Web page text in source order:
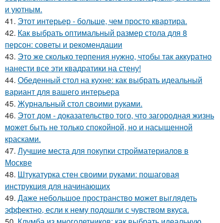
и уютным.
41. Этот интерьер - больше, чем просто квартира.
42. Как выбрать оптимальный размер стола для 8
персон: советы и рекомендации
43. Это же сколько терпения нужно, чтобы так аккуратно
нанести все эти квадратики на стену!
44. Обеденный стол на кухне: как выбрать идеальный
вариант для вашего интерьера
45. Журнальный стол своими руками.
46. Этот дом - доказательство того, что загородная жизнь
может быть не только спокойной, но и насыщенной
красками.
47. Лучшие места для покупки стройматериалов в
Москве
48. Штукатурка стен своими руками: пошаговая
инструкция для начинающих
49. Даже небольшое пространство может выглядеть
эффектно, если к нему подошли с чувством вкуса.